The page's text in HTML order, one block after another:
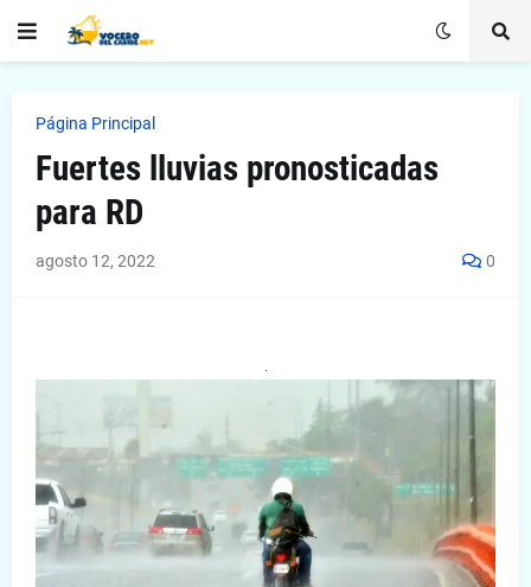
Página Principal
Fuertes lluvias pronosticadas
para RD
agosto 12, 2022 0